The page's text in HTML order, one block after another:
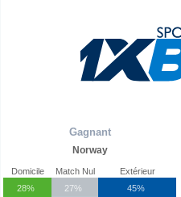
Gagnant
Norway
Domicile
28%
Match Nul
27%
Extérieur
45%